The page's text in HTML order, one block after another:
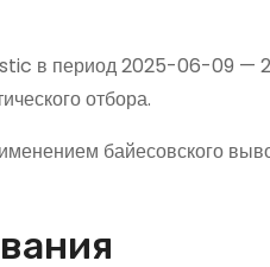
в период 2025-06-09 —
отбора.
байесовского